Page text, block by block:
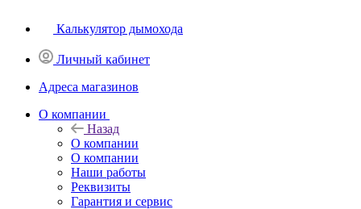
Калькулятор дымохода
Личный кабинет
Адреса магазинов
O компании
Назад
O компании
О компании
Наши работы
Реквизиты
Гарантия и сервис